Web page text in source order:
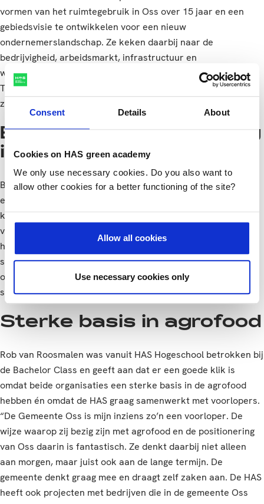
Consent Details About
Cookies on HAS green academy
We only use necessary cookies. Do you also want to
allow other cookies for a better functioning of the site?
Allow all cookies
Use necessary cookies only
vormen van het ruimtegebruik in Oss over 15 jaar en een
gebiedsvisie te ontwikkelen voor een nieuw
ondernemerslandschap. Ze keken daarbij naar de
bedrijvigheid, arbeidsmarkt, infrastructuur en
woon-/leefomgeving. Het project werd groots afgesloten in
Theater de Lievekamp in Oss waar de studenten in de grote
zaal hun presentatie mochten houden.
Eigen kennis en ervaring
inbrengen
Binnen de Bachelor Class werd samengewerkt op basis van
een coöperatieve gedachte: alle partijen brachten hun eigen
kennis en ervaring in. Cindy: “Het project groeide in de loop
van de maanden en ik ben trots op wat we in zo’n korte tijd
hebben bereikt en dan vooral met zoveel partijen. De
studenten zijn uit hun comfortzone gestapt en de betrokken
ondernemers hebben zich volledig blootgegeven om de
studenten zo goed mogelijk te helpen.”
Sterke basis in agrofood
Rob van Roosmalen was vanuit HAS Hogeschool betrokken bij
de Bachelor Class en geeft aan dat er een goede klik is
omdat beide organisaties een sterke basis in de agrofood
hebben én omdat de HAS graag samenwerkt met voorlopers.
“De Gemeente Oss is mijn inziens zo’n een voorloper. De
wijze waarop zij bezig zijn met agrofood en de positionering
van Oss daarin is fantastisch. Ze denkt daarbij niet alleen
aan morgen, maar juist ook aan de lange termijn. De
gemeente denkt graag mee en draagt zelf zaken aan. De HAS
heeft ook projecten met bedrijven die in de gemeente Oss